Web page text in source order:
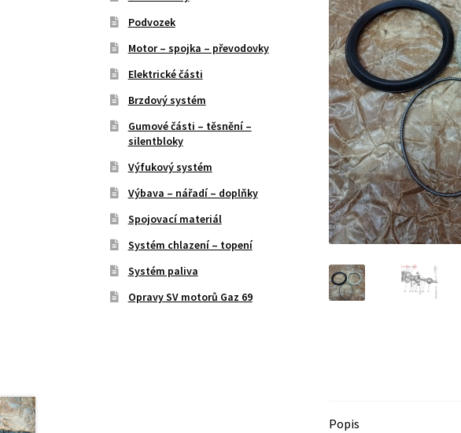
Popis
Podvozek
Motor – spojka – převodovky
Elektrické části
Brzdový systém
Gumové části – těsnění –
silentbloky
Výfukový systém
Výbava – nářadí – doplňky
Spojovací materiál
Systém chlazení – topení
Systém paliva
Opravy SV motorů Gaz 69